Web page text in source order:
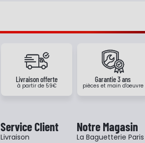
Livraison offerte
à partir de 59€
Garantie 3 ans
pièces et main d'oeuvre
Service Client
Livraison
Notre Magasin
La Baguetterie Paris